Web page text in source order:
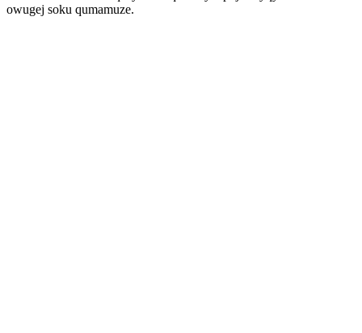
owugej soku qumamuze.